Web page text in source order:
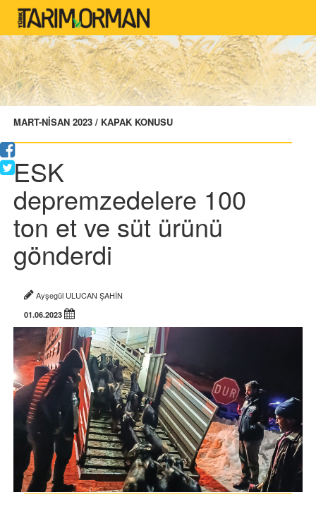
MART-NİSAN 2023 / KAPAK KONUSU
ESK
depremzedelere 100
ton et ve süt ürünü
gönderdi
Ayşegül ULUCAN ŞAHİN
01.06.2023